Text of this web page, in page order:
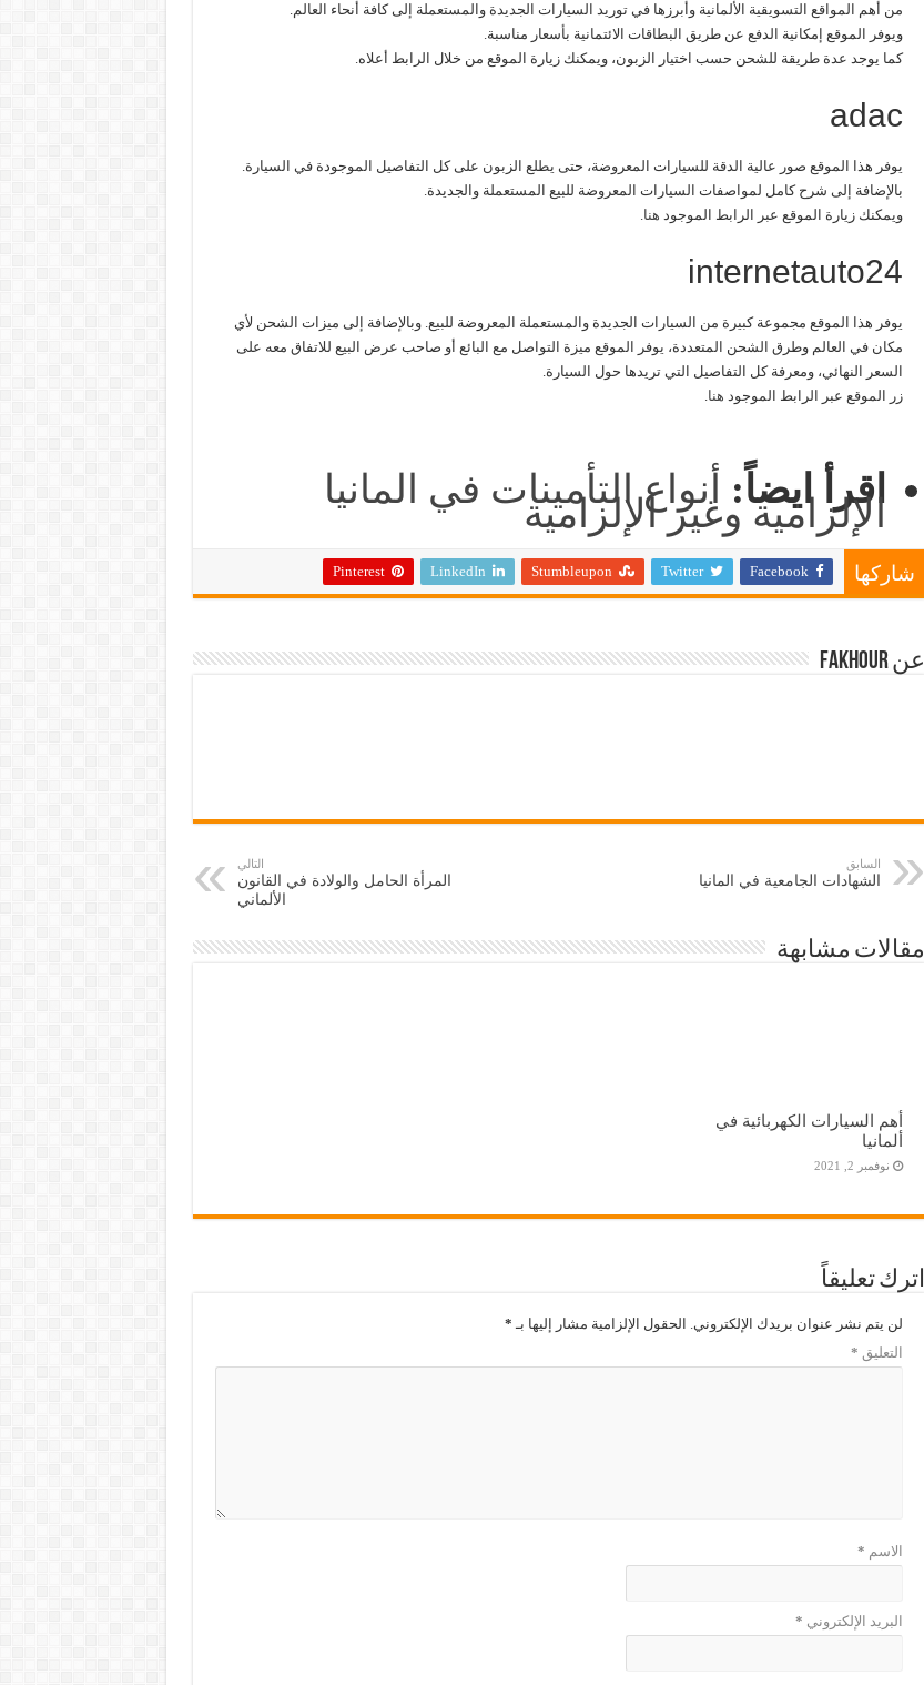
من أهم المواقع التسويقية الألمانية وأبرزها في توريد السيارات الجديدة والمستعملة إلى كافة أنحاء العالم.
ويوفر الموقع إمكانية الدفع عن طريق البطاقات الائتمانية بأسعار مناسبة.
كما يوجد عدة طريقة للشحن حسب اختيار الزبون، ويمكنك زيارة الموقع من خلال الرابط أعلاه.
adac
يوفر هذا الموقع صور عالية الدقة للسيارات المعروضة، حتى يطلع الزبون على كل التفاصيل الموجودة في السيارة.
بالإضافة إلى شرح كامل لمواصفات السيارات المعروضة للبيع المستعملة والجديدة.
ويمكنك زيارة الموقع عبر الرابط الموجود هنا.
internetauto24
يوفر هذا الموقع مجموعة كبيرة من السيارات الجديدة والمستعملة المعروضة للبيع. وبالإضافة إلى ميزات الشحن لأي
مكان في العالم وطرق الشحن المتعددة، يوفر الموقع ميزة التواصل مع البائع أو صاحب عرض البيع للاتفاق معه على
السعر النهائي، ومعرفة كل التفاصيل التي تريدها حول السيارة.
زر الموقع عبر الرابط الموجود هنا.
اقرأ ايضاً: أنواع التأمينات في المانيا
الإلزامية وغير الإلزامية
شاركها Facebook
Twitter
Stumbleupon
LinkedIn
Pinterest
عن Fakhour
السابق
الشهادات الجامعية في المانيا
التالي
المرأة الحامل والولادة في القانون
الألماني
مقالات مشابهة
أهم السيارات الكهربائية في
ألمانيا
نوفمبر 2, 2021
اترك تعليقاً
لن يتم نشر عنوان بريدك الإلكتروني. الحقول الإلزامية مشار إليها بـ *
التعليق *
الاسم *
البريد الإلكتروني *